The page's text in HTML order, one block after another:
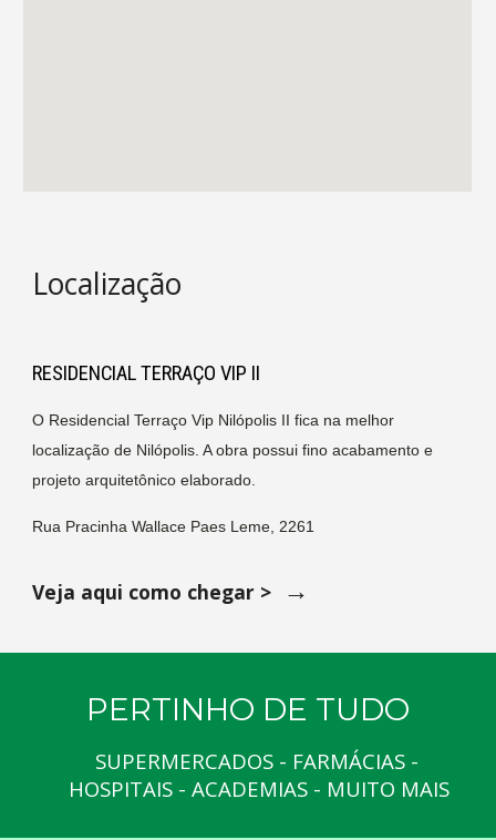
Localização
RESIDENCIAL TERRAÇO VIP II
O Residencial Terraço Vip Nilópolis II fica na melhor
localização de Nilópolis. A obra possui fino acabamento e
projeto arquitetônico elaborado.
Rua Pracinha Wallace Paes Leme, 2261
Veja aqui como chegar > →
PERTINHO DE TUDO
SUPERMERCADOS - FARMÁCIAS -
HOSPITAIS - ACADEMIAS - MUITO MAIS